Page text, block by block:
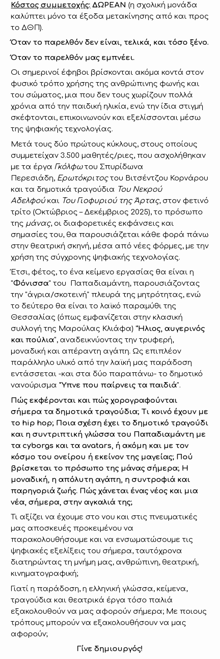
Κόστος συμμετοχής: ΔΩΡΕΑΝ (η σχολική μονάδα
καλύπτει μόνο τα έξοδα μετακίνησης από και προς
το ΔΘΠ).
Όταν το παρελθόν δεν είναι, τελικά, και τόσο ξένο.
Όταν το παρελθόν μας εμπνέει.
Οι σημερινοί έφηβοι βρίσκονται ακόμα κοντά στον
φυσικό τρόπο χρήσης της ανθρώπινης φωνής και
του σώματος, μια που δεν τους χωρίζουν πολλά
χρόνια από την παιδική ηλικία, ενώ την ίδια στιγμή
σκέφτονται, επικοινωνούν και εξελίσσονται μέσω
της ψηφιακής τεχνολογίας.
Μετά τους δύο πρώτους κύκλους, στους οποίους
συμμετείχαν 3.500 μαθητές/ριες, που ασχολήθηκαν
με τα έργαΓκόλφωτου Σπυρίδωνα
Περεσιάδη, Ερωτόκριτοςτου Βιτσέντζου Κορνάρου
και τα δημοτικά τραγούδια Του Νεκρού
Αδελφούκαι Του Γιοφυριού της Άρτας, στον φετινό
τρίτο (Οκτώβριος – Δεκέμβριος 2025), το πρόσωπο
της μάνας, οι διαφορετικές εκφάνσεις και
σημασίες του, θα παρουσιάζεται κάθε φορά πάνω
στην θεατρική σκηνή, μέσα από νέες φόρμες, με την
χρήση της σύγχρονης ψηφιακής τεχνολογίας.
Έτσι, φέτος, το ένα κείμενο εργασίας θα είναι η
"Φόνισσα" του Παπαδιαμάντη, παρουσιάζοντας
την "άγρια/σκοτεινή" πλευρά της μητρότητας, ενώ
το δεύτερο θα είναι το λαϊκό παραμύθι της
Θεσσαλίας (όπως εμφανίζεται στην κλασική
συλλογή της Μαρούλας Κλιάφα) "Ήλιος, αυγερινός
και πούλια", αναδεικνύοντας την τρυφερή,
μοναδική και απέραντη αγάπη. Ως επιπλέον
παράλληλο υλικό από την λαϊκή μας παράδοση
εντάσσεται -και στα δύο παραπάνω- το δημοτικό
νανούρισμα "Ύπνε που παίρνεις τα παιδιά".
Πώς εκφέρονται και πώς χορογραφούνται
σήμερα τα δημοτικά τραγούδια; Τι κοινό έχουν με
το hip hop; Ποια σχέση έχει το δημοτικό τραγούδι
και η συντριπτική γλώσσα του Παπαδιαμάντη με
τα cyborgs και τα avatars, ή ακόμη και με τον
κόσμο του ονείρου ή εκείνον της μαγείας; Πού
βρίσκεται το πρόσωπο της μάνας σήμερα; Η
μοναδική, η απόλυτη αγάπη, η συντροφιά και
παρηγοριά ζωής. Πώς χάνεται ένας νέος και μια
νέα, σήμερα, στην αγκαλιά της;
Τι αξίζει να έχουμε στο νου και στις πνευματικές
μας αποσκευές προκειμένου να
παρακολουθήσουμε και να ενσωματώσουμε τις
ψηφιακές εξελίξεις του σήμερα, ταυτόχρονα
διατηρώντας τη μνήμη μας, ανθρώπινη, θεατρική,
κινηματογραφική;
Γιατί η παράδοση, η ελληνική γλώσσα, κείμενα,
τραγούδια και θεατρικά έργα τόσο παλιά
εξακολουθούν να μας αφορούν σήμερα; Με ποιους
τρόπους μπορούν να εξακολουθήσουν να μας
αφορούν;
Γίνε δημιουργός!